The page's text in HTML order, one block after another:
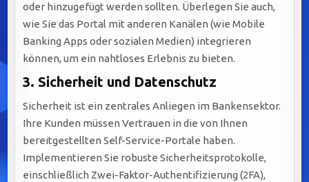
oder hinzugefügt werden sollten. Überlegen Sie auch,
wie Sie das Portal mit anderen Kanälen (wie Mobile
Banking Apps oder sozialen Medien) integrieren
können, um ein nahtloses Erlebnis zu bieten.
3. Sicherheit und Datenschutz
Sicherheit ist ein zentrales Anliegen im Bankensektor.
Ihre Kunden müssen Vertrauen in die von Ihnen
bereitgestellten Self-Service-Portale haben.
Implementieren Sie robuste Sicherheitsprotokolle,
einschließlich Zwei-Faktor-Authentifizierung (2FA),